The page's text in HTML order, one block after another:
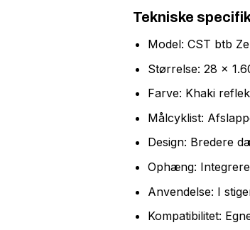
Tekniske
Model: CST btb
Størrelse: 28 x
Farve: Khaki
Målcyklist:
Design: Bredere
Ophæng:
Anvendelse: I
Kompatibilitet: